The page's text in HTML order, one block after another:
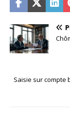
Saisie sur compte